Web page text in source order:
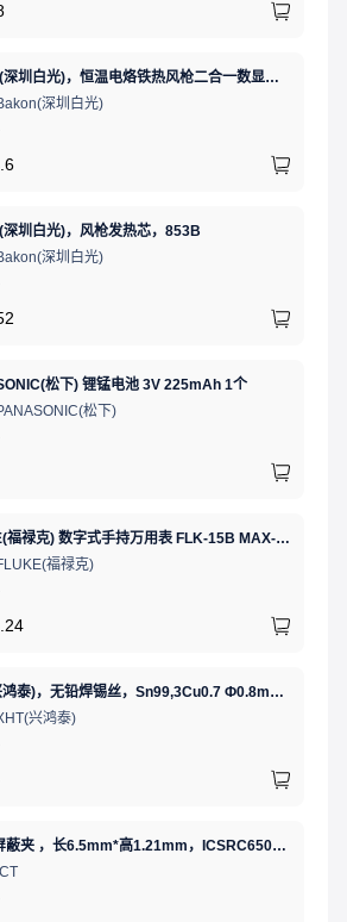
Bakon(深圳白光)，恒温电烙铁热风枪二合一数显可调温大功率无铅拆焊台，BK881（新老款交替发货）
深圳白光)
圳白光)，风枪发热芯，853B
深圳白光)
松下) 锂锰电池 3V 225mAh 1个
松下)
FLUKE(福禄克) 数字式手持万用表 FLK-15B MAX-01/CN 二极管测试;通断测试
福禄克)
XHT(兴鸿泰)，无铅焊锡丝，Sn99,3Cu0.7 Ф0.8mm 500G，环保锡线，免洗焊锡丝/锡线,1卷（含松香）
兴鸿泰)
ICT，屏蔽夹 ，长6.5mm*高1.21mm，ICSRC6508SFR
ICT